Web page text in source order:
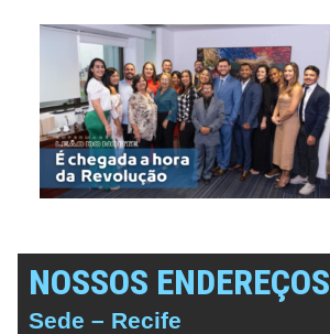
NOSSOS ENDEREÇOS
Sede – Recife